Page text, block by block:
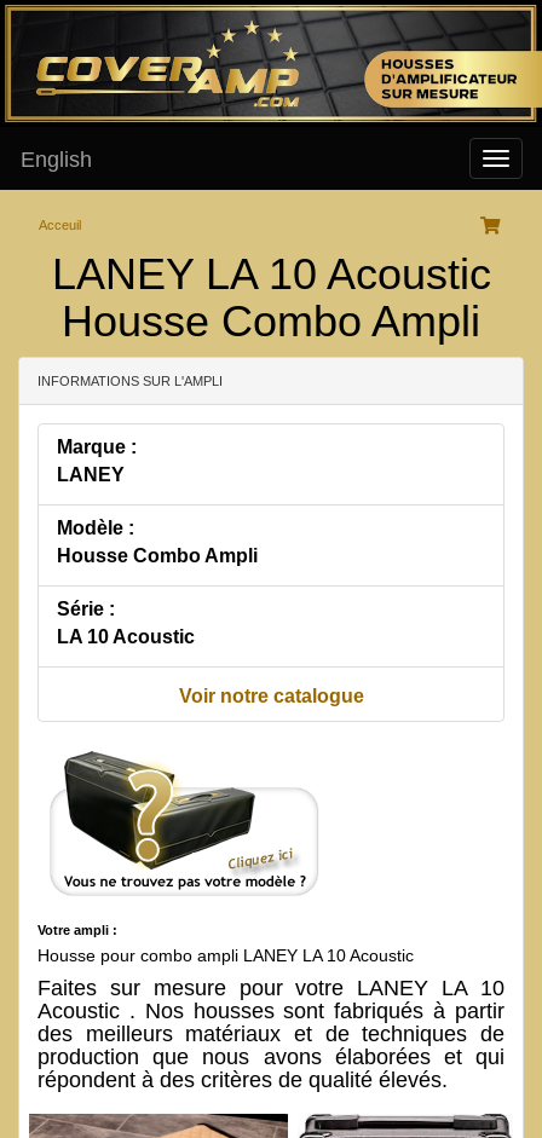
English
Acceuil
LANEY LA 10 Acoustic
Housse Combo Ampli
INFORMATIONS SUR L'AMPLI
Marque :
LANEY
Modèle :
Housse Combo Ampli
Série :
LA 10 Acoustic
Voir notre catalogue
Votre ampli :
Housse pour combo ampli LANEY LA 10 Acoustic
Faites sur mesure pour votre LANEY LA 10
Acoustic . Nos housses sont fabriqués à partir
des meilleurs matériaux et de techniques de
production que nous avons élaborées et qui
répondent à des critères de qualité élevés.